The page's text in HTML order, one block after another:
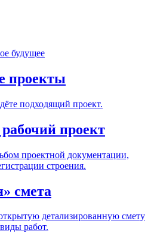
будущее
проекты
подходящий проект.
проект
проектной документации,
строения.
смета
детализированную смету
работ.